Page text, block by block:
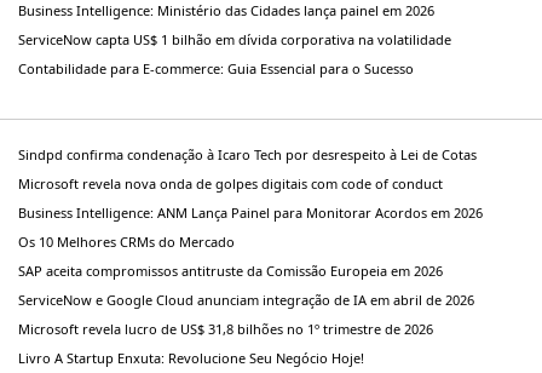
Business Intelligence: Ministério das Cidades lança painel em 2026
ServiceNow capta US$ 1 bilhão em dívida corporativa na volatilidade
Contabilidade para E-commerce: Guia Essencial para o Sucesso
Sindpd confirma condenação à Icaro Tech por desrespeito à Lei de Cotas
Microsoft revela nova onda de golpes digitais com code of conduct
Business Intelligence: ANM Lança Painel para Monitorar Acordos em 2026
Os 10 Melhores CRMs do Mercado
SAP aceita compromissos antitruste da Comissão Europeia em 2026
ServiceNow e Google Cloud anunciam integração de IA em abril de 2026
Microsoft revela lucro de US$ 31,8 bilhões no 1º trimestre de 2026
Livro A Startup Enxuta: Revolucione Seu Negócio Hoje!